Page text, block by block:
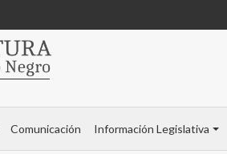
Comunicación Información Legislativa